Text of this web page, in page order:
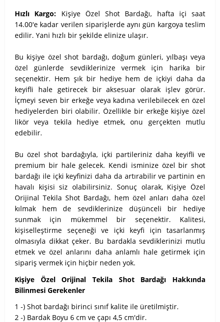
Hızlı Kargo: Kişiye Özel Shot Bardağı, hafta içi saat
14.00'e kadar verilen siparişlerde aynı gün kargoya teslim
edilir. Yani hızlı bir şekilde elinize ulaşır.
Bu kişiye özel shot bardağı, doğum günleri, yılbaşı veya
özel günlerde sevdiklerinize vermek için harika bir
seçenektir. Hem şık bir hediye hem de içkiyi daha da
keyifli hale getirecek bir aksesuar olarak işlev görür.
İçmeyi seven bir erkeğe veya kadına verilebilecek en özel
hediyelerden biri olabilir. Özellikle bir erkeğe kişiye özel
likör veya tekila hediye etmek, onu gerçekten mutlu
edebilir.
Bu özel shot bardağıyla, içki partileriniz daha keyifli ve
premium bir hale gelecek. Kendi isminize özel bir shot
bardağı ile içki keyfinizi daha da artırabilir ve partinin en
havalı kişisi siz olabilirsiniz. Sonuç olarak, Kişiye Özel
Orijinal Tekila Shot Bardağı, hem özel anları daha özel
kılmak hem de sevdiklerinize düşünceli bir hediye
sunmak için mükemmel bir seçenektir. Kalitesi,
kişiselleştirme seçeneği ve içki keyfi için tasarlanmış
olmasıyla dikkat çeker. Bu bardakla sevdiklerinizi mutlu
etmek ve özel anlarını daha anlamlı hale getirmek için
sipariş vermek için hiçbir neden yok.
Kişiye Özel Orijinal Tekila Shot Bardağı Hakkında
Bilinmesi Gerekenler
1 -) Shot bardağı birinci sınıf kalite ile üretilmiştir.
2 -) Bardak Boyu 6 cm ve çapı 4,5 cm'dir.